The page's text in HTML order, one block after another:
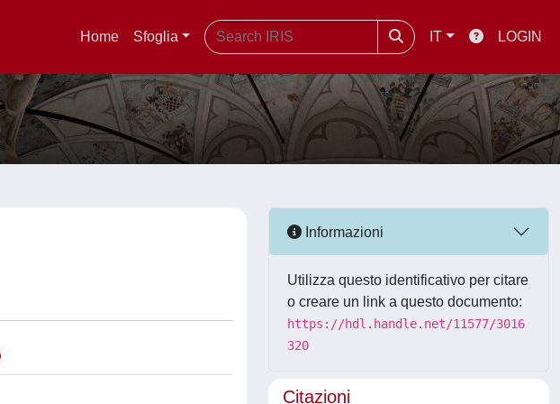
Home Sfoglia IT LOGIN
Informazioni
Utilizza questo identificativo per citare
o creare un link a questo documento:
https://hdl.handle.net/11577/3016
320
Citazioni